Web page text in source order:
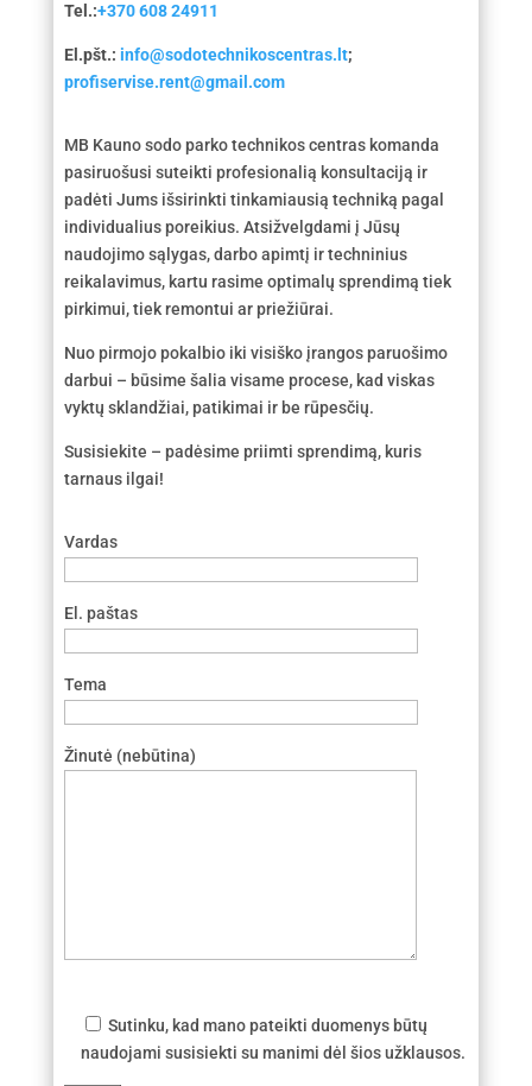
Tel.:+370 608 24911
El.pšt.: info@sodotechnikoscentras.lt;
profiservise.rent@gmail.com
MB Kauno sodo parko technikos centras komanda
pasiruošusi suteikti profesionalią konsultaciją ir
padėti Jums išsirinkti tinkamiausią techniką pagal
individualius poreikius. Atsižvelgdami į Jūsų
naudojimo sąlygas, darbo apimtį ir techninius
reikalavimus, kartu rasime optimalų sprendimą tiek
pirkimui, tiek remontui ar priežiūrai.
Nuo pirmojo pokalbio iki visiško įrangos paruošimo
darbui – būsime šalia visame procese, kad viskas
vyktų sklandžiai, patikimai ir be rūpesčių.
Susisiekite – padėsime priimti sprendimą, kuris
tarnaus ilgai!
Vardas
El. paštas
Tema
Žinutė (nebūtina)
Sutinku, kad mano pateikti duomenys būtų
naudojami susisiekti su manimi dėl šios užklausos.